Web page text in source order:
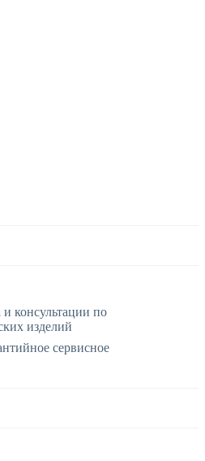
консультации по
изделий
сервисное